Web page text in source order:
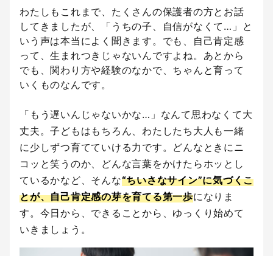
わたしもこれまで、たくさんの保護者の方とお話
してきましたが、「うちの子、自信がなくて…」と
いう声は本当によく聞きます。でも、自己肯定感
って、生まれつきじゃないんですよね。あとから
でも、関わり方や経験のなかで、ちゃんと育って
いくものなんです。
「もう遅いんじゃないかな…」なんて思わなくて大
丈夫。子どもはもちろん、わたしたち大人も一緒
に少しずつ育てていける力です。どんなときにニ
コッと笑うのか、どんな言葉をかけたらホッとし
ているかなど、そんな“ちいさなサイン”に気づくこ
とが、自己肯定感の芽を育てる第一歩になりま
す。今日から、できることから、ゆっくり始めて
いきましょう。